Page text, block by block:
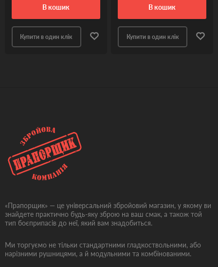
в кошик
Купити в один клік
в кошик
Купити в один клік
«Прапорщик» — це універсальний збройовий магазин, у якому ви
знайдете практично будь-яку зброю на ваш смак, а також той
тип боєприпасів до неї, який вам знадобиться.
Ми торгуємо не тільки стандартними гладкоствольними, або
нарізними рушницями, а й модульними та комбінованими.